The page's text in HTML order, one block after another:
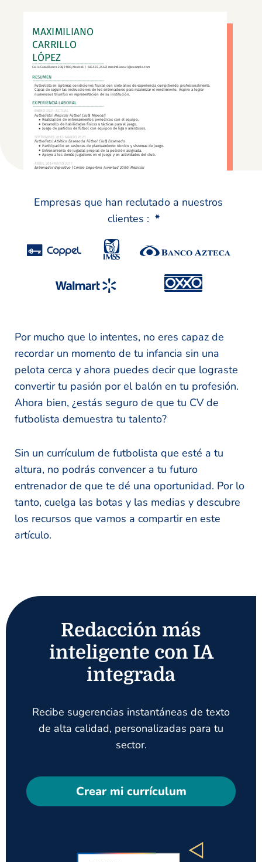
Empresas que han reclutado a nuestros
clientes : *
Por mucho que lo intentes, no eres capaz de
recordar un momento de tu infancia sin una
pelota cerca y ahora puedes decir que lograste
convertir tu pasión por el balón en tu profesión.
Ahora bien, ¿estás seguro de que tu CV de
futbolista demuestra tu talento?
Sin un currículum de futbolista que esté a tu
altura, no podrás convencer a tu futuro
entrenador de que te dé una oportunidad. Por lo
tanto, cuelga las botas y las medias y descubre
los recursos que vamos a compartir en este
artículo.
Redacción más
inteligente con IA
integrada
Recibe sugerencias instantáneas de texto
de alta calidad, personalizadas para tu
sector.
Crear mi currículum